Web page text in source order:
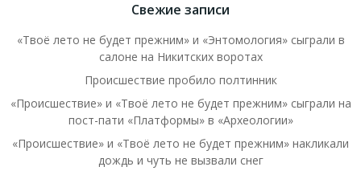
Свежие записи
«Твоё лето не будет прежним» и «Энтомология» сыграли в
салоне на Никитских воротах
Происшествие пробило полтинник
«Происшествие» и «Твоё лето не будет прежним» сыграли на
пост-пати «Платформы» в «Археологии»
«Происшествие» и «Твоё лето не будет прежним» накликали
дождь и чуть не вызвали снег